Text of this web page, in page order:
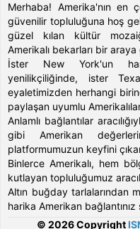
Merhaba! Amerika'nın en
güvenilir topluluğuna hoş
güzel kılan kültür
Amerikalı bekarları bir
İster New York'un
yenilikçiliğinde, ister
eyaletimizden herhangi
paylaşan uyumlu
Anlamlı bağlantılar
gibi Amerikan
platformumuzun keyfini
Binlerce Amerikalı, hem
kutlayan topluluğumuz
Altın buğday tarlalarından
harika Amerikan
© 2026 Copyright